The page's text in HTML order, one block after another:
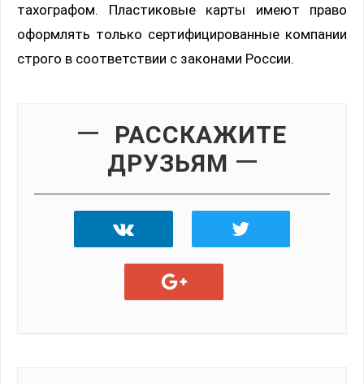
тахографом. Пластиковые карты имеют право
оформлять только сертифицированные компании
строго в соответствии с законами России.
РАССКАЖИТЕ
ДРУЗЬЯМ